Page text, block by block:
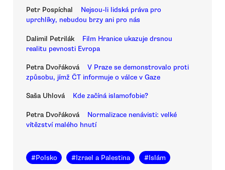
Petr Pospíchal
Nejsou-li lidská práva pro
uprchlíky, nebudou brzy ani pro nás
Dalimil Petrilák
Film Hranice ukazuje drsnou
realitu pevnosti Evropa
Petra Dvořáková
V Praze se demonstrovalo proti
způsobu, jímž ČT informuje o válce v Gaze
Saša Uhlová Kde začíná islamofobie?
Petra Dvořáková
Normalizace nenávisti: velké
vítězství malého hnutí
#Polsko #Izrael a Palestina #Islám